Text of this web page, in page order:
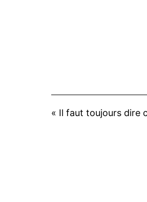
« Il faut toujours dire